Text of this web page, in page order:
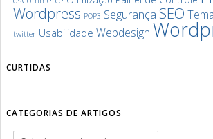
Wordpress POP3 Segurança SEO
twitter Usabilidade Webdesign
CURTIDAS
CATEGORIAS DE ARTIGOS